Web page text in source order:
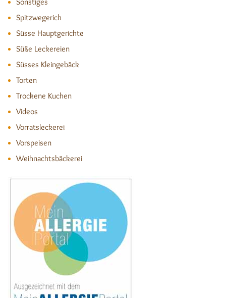
Spitzwegerich
Süsse Hauptgerichte
Süße Leckereien
Süsses Kleingebäck
Torten
Trockene Kuchen
Videos
Vorratsleckerei
Vorspeisen
Weihnachtsbäckerei